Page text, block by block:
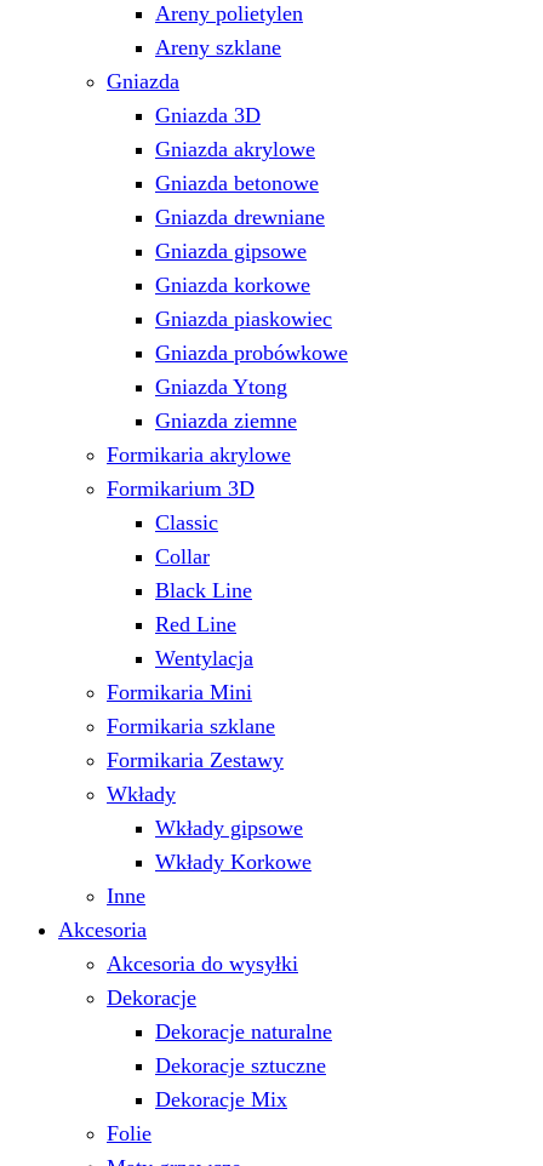
Areny polietylen
Areny szklane
Gniazda
Gniazda 3D
Gniazda akrylowe
Gniazda betonowe
Gniazda drewniane
Gniazda gipsowe
Gniazda korkowe
Gniazda piaskowiec
Gniazda probówkowe
Gniazda Ytong
Gniazda ziemne
Formikaria akrylowe
Formikarium 3D
Classic
Collar
Black Line
Red Line
Wentylacja
Formikaria Mini
Formikaria szklane
Formikaria Zestawy
Wkłady
Wkłady gipsowe
Wkłady Korkowe
Inne
Akcesoria
Akcesoria do wysyłki
Dekoracje
Dekoracje naturalne
Dekoracje sztuczne
Dekoracje Mix
Folie